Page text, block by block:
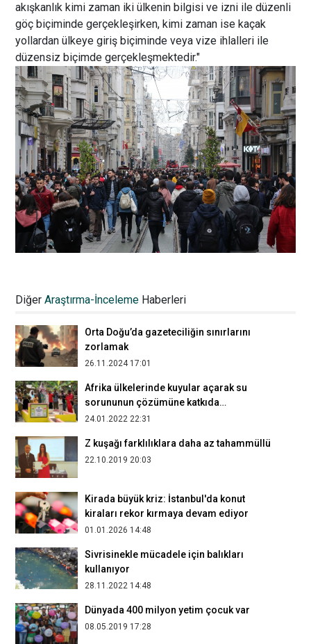
akışkanlık kimi zaman iki ülkenin bilgisi ve izni ile düzenli
göç biçiminde gerçekleşirken, kimi zaman ise kaçak
yollardan ülkeye giriş biçiminde veya vize ihlalleri ile
düzensiz biçimde gerçekleşmektedir."
DiğerAraştırma-İnceleme Haberleri
16.04.2019 13:49
Orta Doğu’da gazeteciliğin sınırlarını
zorlamak
26.11.2024 17:01
Afrika ülkelerinde kuyular açarak su
sorununun çözümüne katkıda
bulunuyorlar
24.01.2022 22:31
Z kuşağı farklılıklara daha az tahammüllü
22.10.2019 20:03
Kirada büyük kriz: İstanbul'da konut
kiraları rekor kırmaya devam ediyor
01.01.2026 14:48
Sivrisinekle mücadele için balıkları
kullanıyor
28.11.2022 14:48
Dünyada 400 milyon yetim çocuk var
08.05.2019 17:28